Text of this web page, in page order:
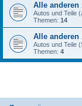
Alle anderen
Autos und Teile
Themen: 14
Alle anderen
Autos und Teile
Themen: 4